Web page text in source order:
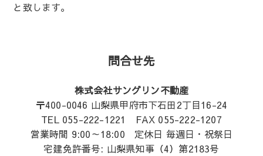
と致します。
問合せ先
株式会社サングリン不動産
〒400-0046 山梨県甲府市下石田2丁目16-24
TEL 055-222-1221 FAX 055-222-1207
営業時間 9:00～18:00 定休日 毎週日・祝祭日
宅建免許番号: 山梨県知事（4）第2183号